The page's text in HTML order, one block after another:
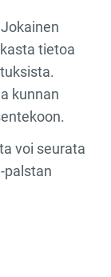
tietoa
kunnan
voi seurata
palstan